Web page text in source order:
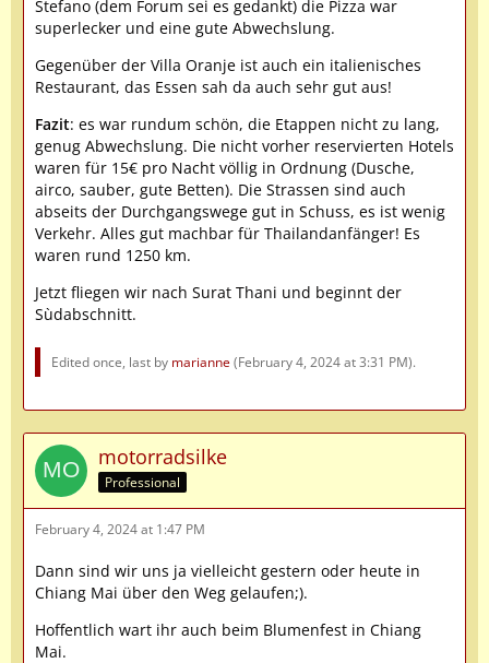
Stefano (dem Forum sei es gedankt) die Pizza war
superlecker und eine gute Abwechslung.
Gegenüber der Villa Oranje ist auch ein italienisches
Restaurant, das Essen sah da auch sehr gut aus!
Fazit: es war rundum schön, die Etappen nicht zu lang,
genug Abwechslung. Die nicht vorher reservierten Hotels
waren für 15€ pro Nacht völlig in Ordnung (Dusche,
airco, sauber, gute Betten). Die Strassen sind auch
abseits der Durchgangswege gut in Schuss, es ist wenig
Verkehr. Alles gut machbar für Thailandanfänger! Es
waren rund 1250 km.
Jetzt fliegen wir nach Surat Thani und beginnt der
Sùdabschnitt.
Edited once, last by marianne(February 4, 2024 at 3:31 PM).
motorradsilke
Professional
February 4, 2024 at 1:47 PM
Dann sind wir uns ja vielleicht gestern oder heute in
Chiang Mai über den Weg gelaufen;).
Hoffentlich wart ihr auch beim Blumenfest in Chiang
Mai.